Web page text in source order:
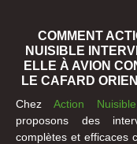
COMMENT
NUISIBLE
ELLE À AVION
LE CAFARD
Chez Action Nuisible
proposons des
complètes et efficaces